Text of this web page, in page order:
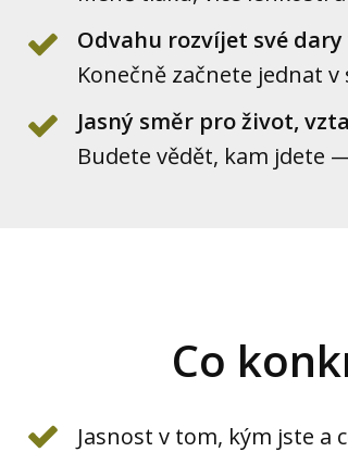
Odvahu rozvíjet své
Konečně začnete jednat
Jasný směr pro život,
Budete vědět, kam jdete
Co
Jasnost v tom, kým jste a